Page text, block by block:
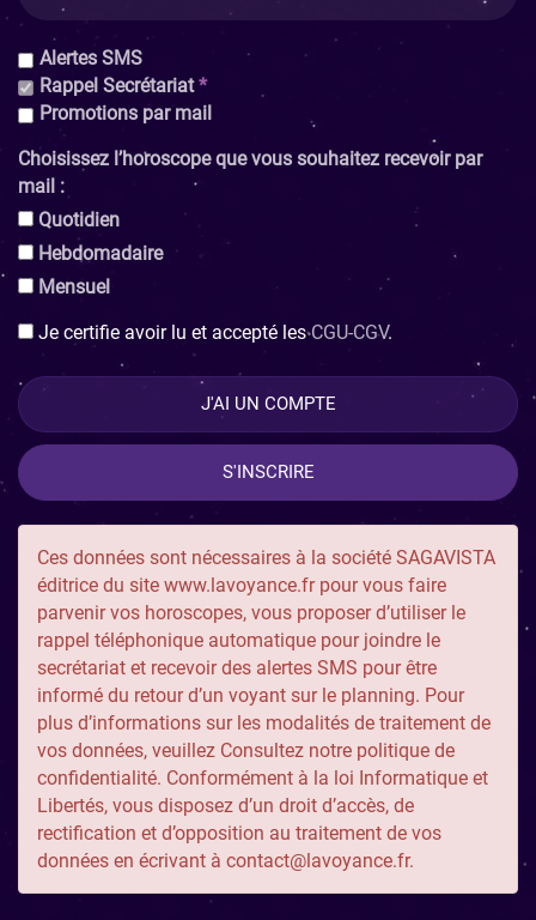
Alertes SMS
Rappel Secrétariat
Promotions par mail
Choisissez l’horoscope que vous souhaitez recevoir par
mail :
quotidien
hebdomadaire
mensuel
Je certifie avoir lu et accepté lesCGU-CGV.
J'AI UN COMPTE
Ces données sont nécessaires à la société SAGAVISTA
éditrice du site www.lavoyance.fr pour vous faire
parvenir vos horoscopes, vous proposer d’utiliser le
rappel téléphonique automatique pour joindre le
secrétariat et recevoir des alertes SMS pour être
informé du retour d’un voyant sur le planning. Pour
plus d’informations sur les modalités de traitement de
vos données, veuillez Consultez notre politique de
confidentialité. Conformément à la loi Informatique et
Libertés, vous disposez d’un droit d’accès, de
rectification et d’opposition au traitement de vos
données en écrivant à contact@lavoyance.fr.